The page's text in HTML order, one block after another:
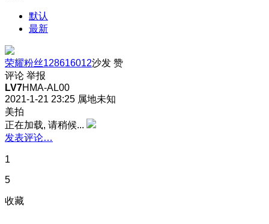
默认
最新
荣耀粉丝128616012沙发 赞
评论 举报
LV7HMA-AL00
2021-1-21 23:25 属地未知
美拍
正在加载, 请稍候...
发表评论…
1
5
收藏